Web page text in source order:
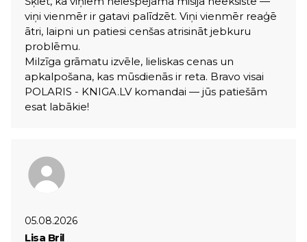
viņi vienmēr ir gatavi palīdzēt. Viņi vienmēr reaģē
ātri, laipni un patiesi cenšas atrisināt jebkuru
problēmu.
Milzīga grāmatu izvēle, lieliskas cenas un
apkalpošana, kas mūsdienās ir reta. Bravo visai
POLARIS - KNIGA.LV komandai — jūs patiešām
esat labākie!
05.08.2026
Lisa Bril